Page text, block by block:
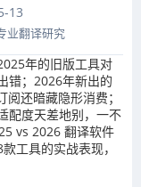
13
业翻译研究
年的旧版工具对
错；2026年新出的
还暗藏隐形消费；
配度天差地别，一不
vs 2026 翻译软件
工具的实战表现，